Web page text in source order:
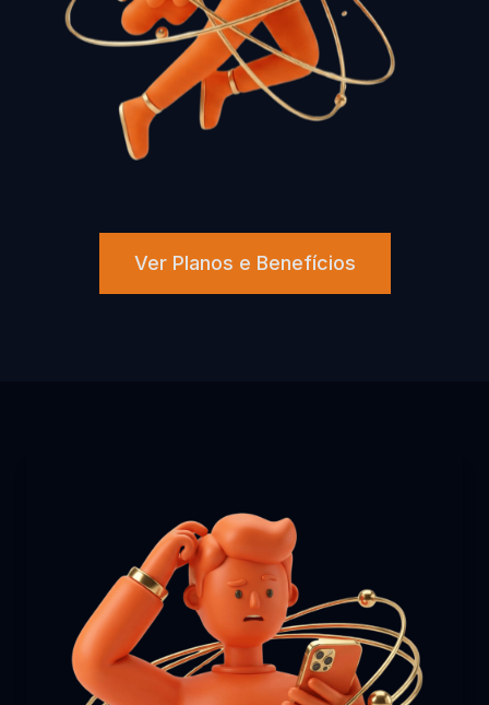
Ver Planos e Benefícios